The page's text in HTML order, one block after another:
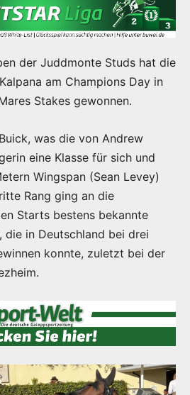
der Juddmonte Studs hat die
am Champions Day in
Stakes gewonnen.
was die von Andrew
eine Klasse für sich und
Wingspan (Sean Levey)
Rang ging an die
Starts bestens bekannte
in Deutschland bei drei
konnte, zuletzt bei der